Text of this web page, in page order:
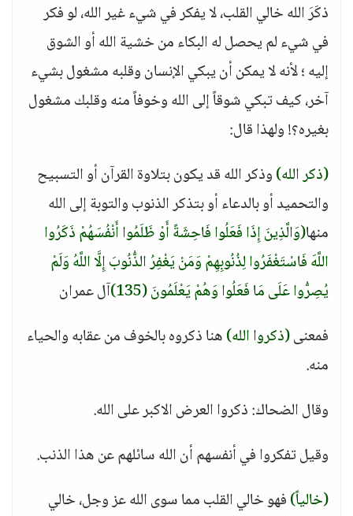
ذكَرَ الله خالي القلب، لا يفكر في شيء غير الله، لو فكر
في شيء لم يحصل له البكاء من خشية الله أو الشوق
إليه ؛ لأنه لا يمكن أن يبكي الإنسان وقلبه مشغول بشيء
آخر، كيف تبكي شوقاً إلى الله وخوفاً منه وقلبك مشغول
بغيره؟! ولهذا قال:
(ذكر الله)وذكر الله قد يكون بتلاوة القرآن أو التسبيح
والتحميد أو بالدعاء أو بتذكر الذنوب والتوبة إلى الله
منها(وَالَّذِينَ إِذَا فَعَلُوا فَاحِشَةً أَوْ ظَلَمُوا أَنْفُسَهُمْ ذَكَرُوا
اللَّهَ فَاسْتَغْفَرُوا لِذُنُوبِهِمْ وَمَنْ يَغْفِرُ الذُّنُوبَ إِلَّا اللَّهُ وَلَمْ
يُصِرُّوا عَلَى مَا فَعَلُوا وَهُمْ يَعْلَمُونَ (135)
آل عمران
فمعنى(ذكروا الله)هنا ذكروه بالخوف من عقابه والحياء
منه.
وقال الضحاك: ذكروا العرض الاكبر على الله.
وقيل تفكروا في أنفسهم أن الله سائلهم عن هذا الذنب.
(خالياً)فهو خالي القلب مما سوى الله عز وجل، خالي